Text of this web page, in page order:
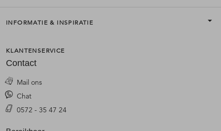
INFORMATIE & INSPIRATIE
KLANTENSERVICE
Contact
Mail ons
Chat
0572 - 35 47 24